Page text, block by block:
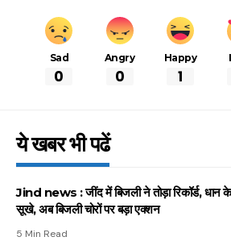
Sad
0
Angry
0
Happy
1
ये खबर भी पढें
Jind news : जींद में बिजली ने तोड़ा रिकॉर्ड, धान
सूखे, अब बिजली चोरों पर बड़ा एक्शन
5 Min Read